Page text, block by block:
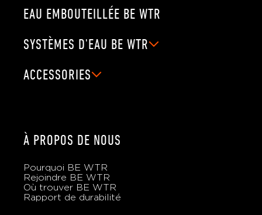
EAU EMBOUTEILLÉE BE WTR
SYSTÈMES D'EAU BE WTR
ACCESSORIES
À PROPOS DE NOUS
Pourquoi BE WTR
Rejoindre BE WTR
Où trouver BE WTR
Rapport de durabilité